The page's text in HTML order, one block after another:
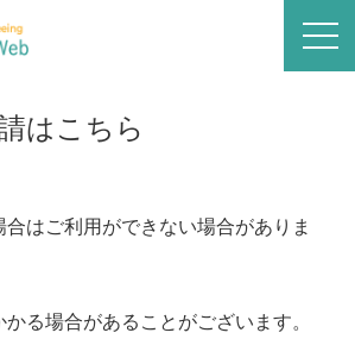
はこちら
合はご利用ができない場合がありま
る場合があることがございます。